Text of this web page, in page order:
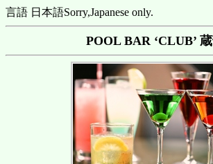
言語 日本語Sorry,Japanese only.
POOL BAR ‘CLUB’